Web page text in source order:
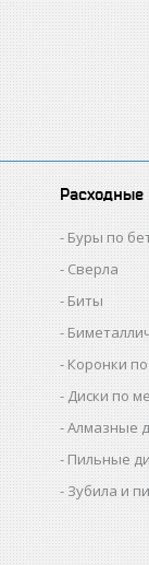
Буры по
Сверла
Биты
Коронки
Диски по
Алмазные
Пильные
Зубила и